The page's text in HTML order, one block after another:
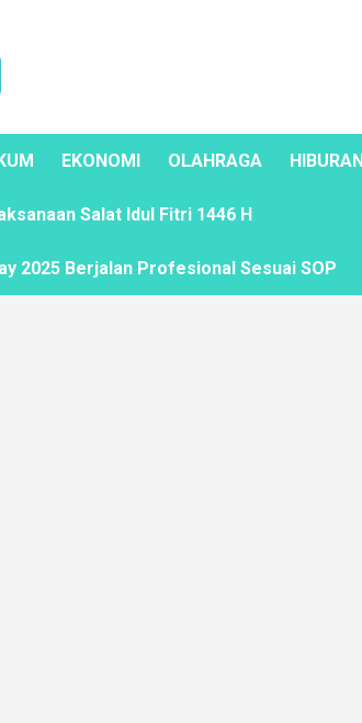
EKONOMI OLAHRAGA HIBURAN
Salat Idul Fitri 1446 H
2025 Berjalan Profesional Sesuai SOP